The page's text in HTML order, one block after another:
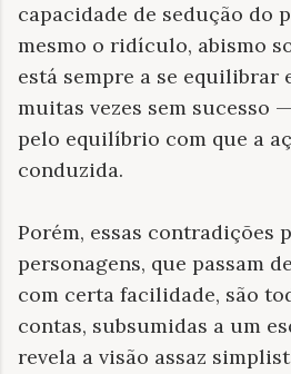
capacidade de sedução do
mesmo o ridículo, abismo
está sempre a se equilibrar
muitas vezes sem sucesso
pelo equilíbrio com que a
conduzida.
Porém, essas contradições
personagens, que passam
com certa facilidade, são
contas, subsumidas a um
revela a visão assaz